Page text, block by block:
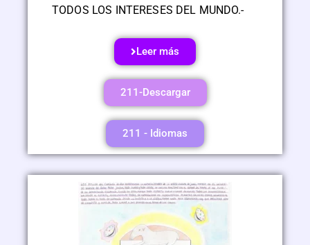
TODOS LOS INTERESES DEL MUNDO.-
Leer más
211-Descargar
211 - Idiomas